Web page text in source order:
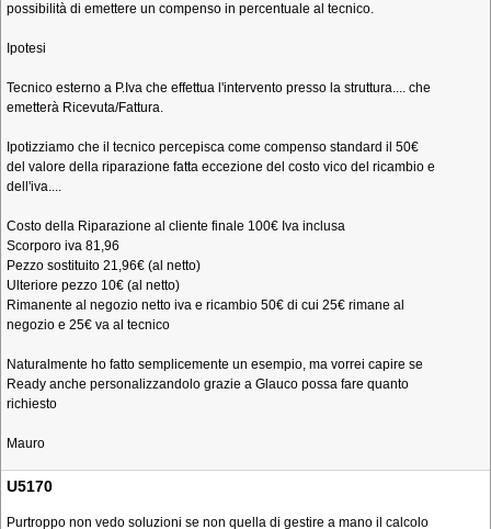
possibilità di emettere un compenso in percentuale al tecnico.
Ipotesi
Tecnico esterno a P.Iva che effettua l'intervento presso la struttura.... che
emetterà Ricevuta/Fattura.
Ipotizziamo che il tecnico percepisca come compenso standard il 50€
del valore della riparazione fatta eccezione del costo vico del ricambio e
dell'iva....
Costo della Riparazione al cliente finale 100€ Iva inclusa
Scorporo iva 81,96
Pezzo sostituito 21,96€ (al netto)
Ulteriore pezzo 10€ (al netto)
Rimanente al negozio netto iva e ricambio 50€ di cui 25€ rimane al
negozio e 25€ va al tecnico
Naturalmente ho fatto semplicemente un esempio, ma vorrei capire se
Ready anche personalizzandolo grazie a Glauco possa fare quanto
richiesto
Mauro
U5170
Purtroppo non vedo soluzioni se non quella di gestire a mano il calcolo